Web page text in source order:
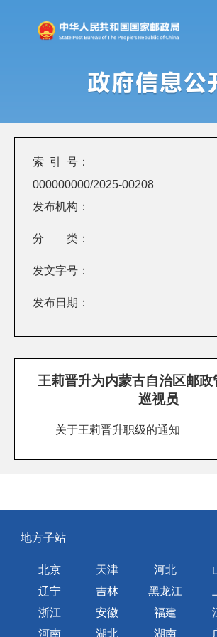
索 引 号：
000000000/2025-00208
发布机构：
分 类：
发文字号：
发布日期：
王莉晋升为内蒙古自治区邮政
巡视员
关于王莉晋升职级的通知
地方子站
北京 天津 河北
辽宁
吉林 黑龙江
浙江
安徽 福建
河南
湖北 湖南